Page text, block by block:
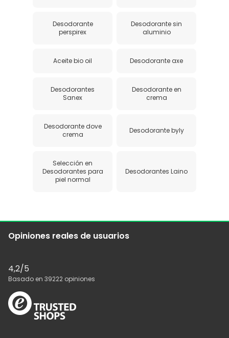
Desodorante
perspirex
Desodorante sin
aluminio
Aceite bio oil Desodorante axe
Desodorantes
Sanex
Desodorante en
crema
Desodorante dove
crema
Desodorante byly
Selección en
Desodorantes para
piel normal
Desodorantes Laino
Opiniones reales de usuarios
4,2/5
Basado en 39222 opiniones